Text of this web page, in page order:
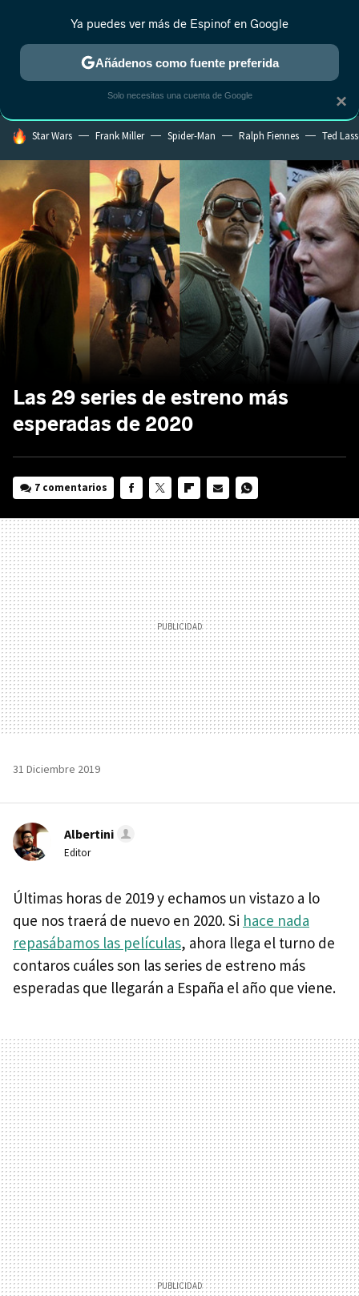
MENÚ NUEVO
ESTRENOS REALITY ANIME RANKINGS CINE
HOY SE HABLA DE
Star Wars Frank Miller Spider-Man Ralph Fiennes Ted
Las 29 series de estreno más
esperadas de 2020
7 comentarios
MAIL
31 Diciembre 2019
Albertini
Editor
Últimas horas de 2019 y echamos un vistazo a lo
que nos traerá de nuevo en 2020. Si hace nada
repasábamos las películas, ahora llega el turno de
contaros cuáles son las series de estreno más
esperadas que llegarán a España el año que viene.
×
Ya puedes ver más de Espinof en Google
Añádenos como fuente preferida
Solo necesitas una cuenta de Google